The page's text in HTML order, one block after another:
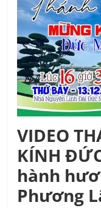
VIDEO
KÍNH
hành
Phương